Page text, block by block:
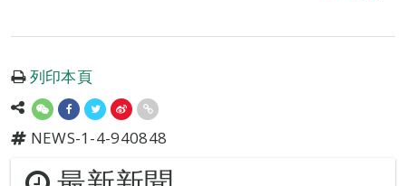
列印本頁
NEWS-1-4-940848